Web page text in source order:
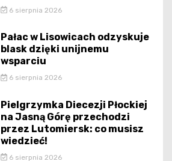
6 sierpnia 2026
Pałac w Lisowicach odzyskuje
blask dzięki unijnemu
wsparciu
6 sierpnia 2026
Pielgrzymka Diecezji Płockiej
na Jasną Górę przechodzi
przez Lutomiersk: co musisz
wiedzieć!
6 sierpnia 2026